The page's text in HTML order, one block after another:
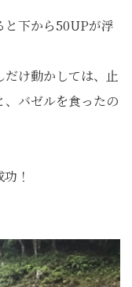
と下から50UPが浮
け動かしては、止
バゼルを食ったの
！